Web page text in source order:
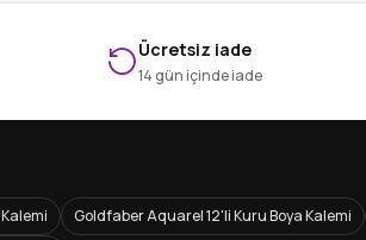
Ücretsiz iade
14 gün içinde iade
Goldfaber Aquarel 12'li Kuru Boya Kalemi